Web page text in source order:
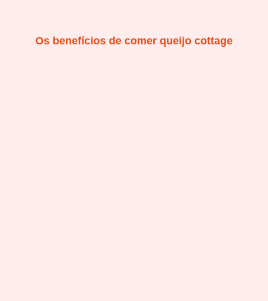
Os benefícios de comer queijo cottage